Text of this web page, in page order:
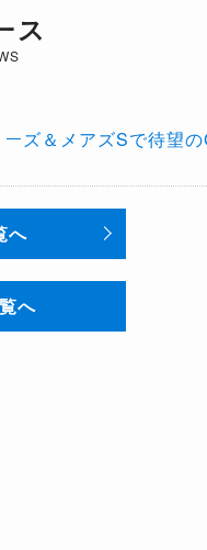
ス
ズ＆メアズSで待望
へ
へ